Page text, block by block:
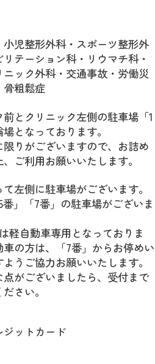
小児整形外科・スポーツ整形外
テーション科・リウマチ科・
ニック外科・交通事故・労働災
骨粗鬆症
前とクリニック左側の駐車場「1
となっております。
限りがございますので、お詰め
ご利用お願いいたします。
左側に駐車場がございます。
番」「7番」の駐車場がございま
軽自動車専用となっておりま
車の方は、「7番」からお停めい
うご協力お願いいたします。
がございましたら、受付まで
さい。
ットカード